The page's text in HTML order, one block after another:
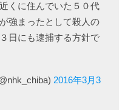
くに住んでいた５０代
強まったとして殺人の
日にも逮捕する方針で
2016年3月3